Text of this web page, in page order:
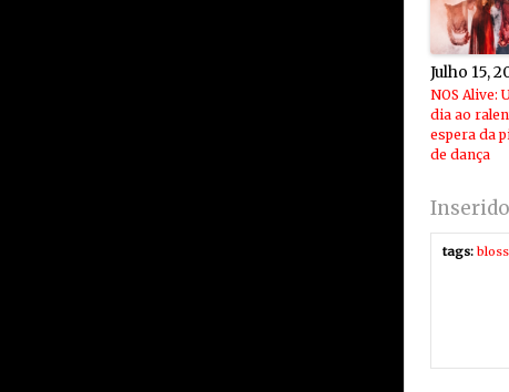
Julho 15,
NOS Alive:
dia ao
espera da
de dança
tags: